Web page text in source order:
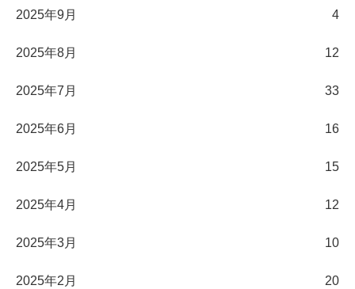
2025年9月 4
2025年8月 12
2025年7月 33
2025年6月 16
2025年5月 15
2025年4月 12
2025年3月 10
2025年2月 20